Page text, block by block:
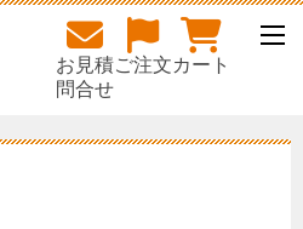
お見積
問合せ
ご注文カート